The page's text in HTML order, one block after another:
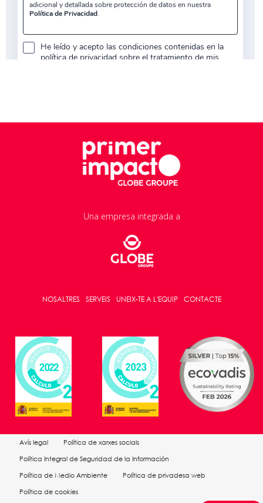
Una empresa integrada a
NOSALTRES SERVEIS UNEIX-TE A L'EQUIP CONTACTE
Avís legal
Política de xarxes socials
Política Integral de Seguridad de la Información
Política de Medio Ambiente
Política de privadesa web
Política de cookies